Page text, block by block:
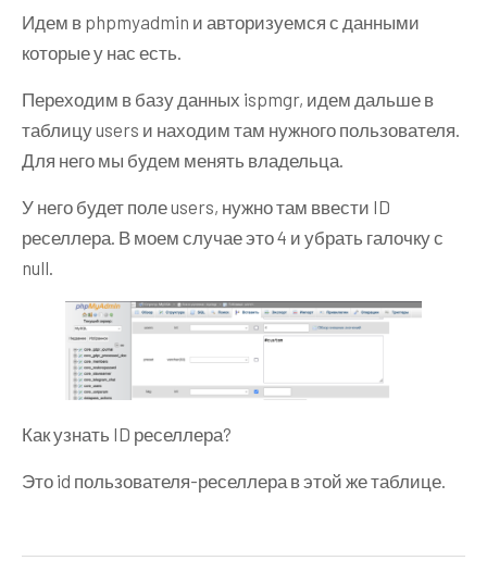
Идем в phpmyadmin и авторизуемся с данными
которые у нас есть.
Переходим в базу данных ispmgr, идем дальше в
таблицу users и находим там нужного пользователя.
Для него мы будем менять владельца.
У него будет поле users, нужно там ввести ID
реселлера. В моем случае это 4 и убрать галочку с
null.
Как узнать ID реселлера?
Это id пользователя-реселлера в этой же таблице.